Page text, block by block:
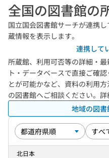
全国の図書館の
国立国会図書館サーチが連携
蔵情報を表示します。
連携して
所蔵館、利用可否等の詳細・
ト・データベースで直接ご確
とが可能かなど、資料の利用
の図書館へご相談ください。詳
地域の図書
北日本